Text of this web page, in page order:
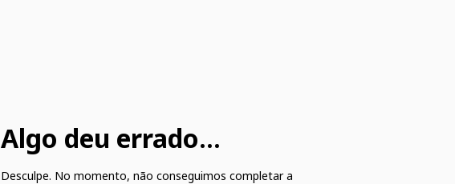
Algo deu errado...
Desculpe. No momento, não conseguimos completar a